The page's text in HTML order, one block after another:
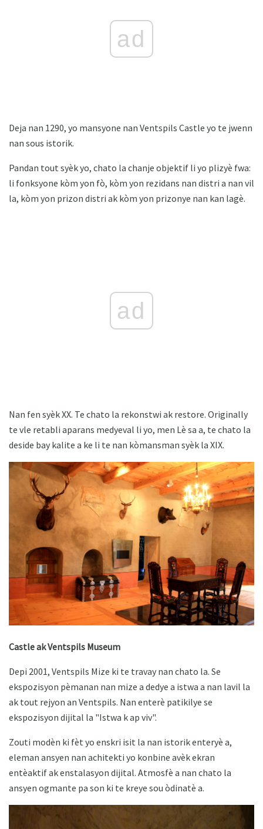
ad
Deja nan 1290, yo mansyone nan Ventspils Castle yo te jwenn
nan sous istorik.
Pandan tout syèk yo, chato la chanje objektif li yo plizyè fwa:
li fonksyone kòm yon fò, kòm yon rezidans nan distri a nan vil
la, kòm yon prizon distri ak kòm yon prizonye nan kan lagè.
ad
Nan fen syèk XX. Te chato la rekonstwi ak restore. Originally
te vle retabli aparans medyeval li yo, men Lè sa a, te chato la
deside bay kalite a ke li te nan kòmansman syèk la XIX.
Castle ak Ventspils Museum
Depi 2001, Ventspils Mize ki te travay nan chato la. Se
ekspozisyon pèmanan nan mize a dedye a istwa a nan lavil la
ak tout rejyon an Ventspils. Nan enterè patikilye se
ekspozisyon dijital la "Istwa k ap viv".
Zouti modèn ki fèt yo enskri isit la nan istorik enteryè a,
eleman ansyen nan achitekti yo konbine avèk ekran
entèaktif ak enstalasyon dijital. Atmosfè a nan chato la
ansyen ogmante pa son ki te kreye sou òdinatè a.